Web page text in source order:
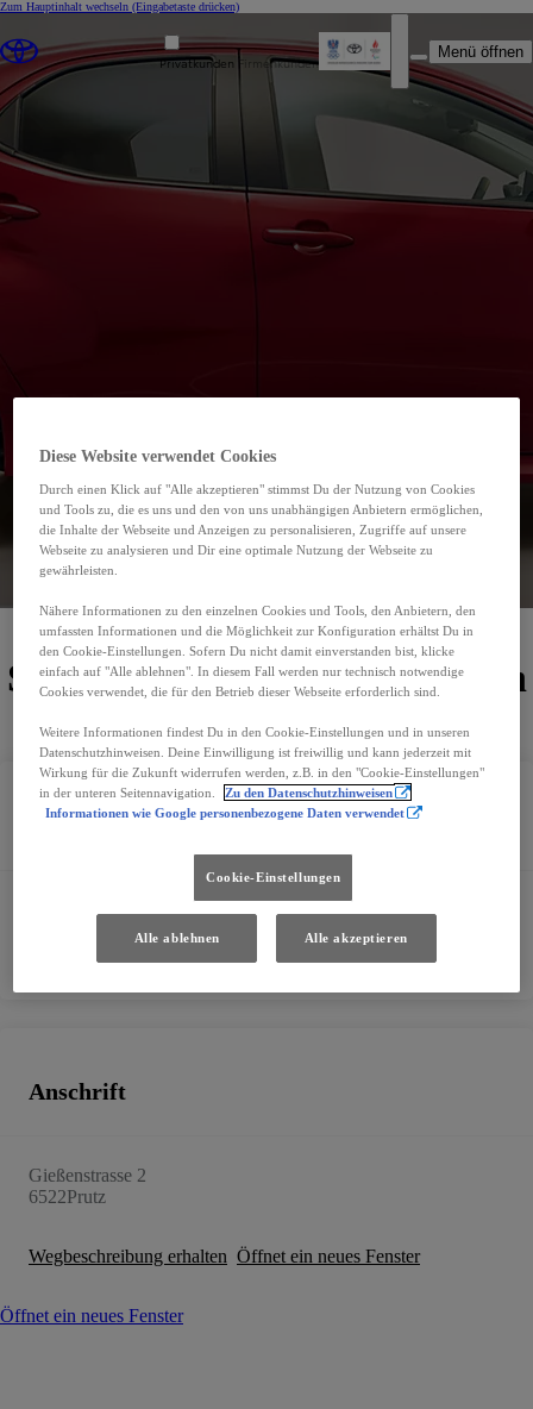
Zum Hauptinhalt wechseln (Eingabetaste drücken)
Privatkunden Firmenkunden
Menü öffnen
00CD9-8F513-929C9-ACE00-01220-1
Autorisierte Werkstatt
Jetzt Termin vereinbaren
Standorte und Öffnungszeiten
Kontakt
+43 5472 28000
office@autohaus-heiss.at
Anschrift
Gießenstrasse 2
6522Prutz
Wegbeschreibung erhalten Öffnet ein neues Fenster
Öffnet ein neues Fenster
Diese Website verwendet Cookies
Durch einen Klick auf "Alle akzeptieren" stimmst Du der Nutzung von Cookies
und Tools zu, die es uns und den von uns unabhängigen Anbietern ermöglichen,
die Inhalte der Webseite und Anzeigen zu personalisieren, Zugriffe auf unsere
Webseite zu analysieren und Dir eine optimale Nutzung der Webseite zu
gewährleisten.
Nähere Informationen zu den einzelnen Cookies und Tools, den Anbietern, den
umfassten Informationen und die Möglichkeit zur Konfiguration erhältst Du in
den Cookie-Einstellungen. Sofern Du nicht damit einverstanden bist, klicke
einfach auf "Alle ablehnen". In diesem Fall werden nur technisch notwendige
Cookies verwendet, die für den Betrieb dieser Webseite erforderlich sind.
Weitere Informationen findest Du in den Cookie-Einstellungen und in unseren
Datenschutzhinweisen. Deine Einwilligung ist freiwillig und kann jederzeit mit
Wirkung für die Zukunft widerrufen werden, z.B. in den "Cookie-Einstellungen"
in der unteren Seitennavigation.
Zu den Datenschutzhinweisen
Informationen wie Google personenbezogene Daten verwendet
Cookie-Einstellungen
Alle ablehnen Alle akzeptieren